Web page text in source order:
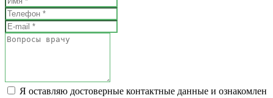
Я оставляю достоверные контактные данные и ознакомлен